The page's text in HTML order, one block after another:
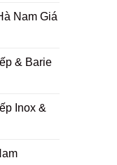
Nam Giá
& Barie
Inox &